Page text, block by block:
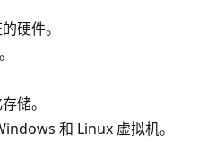
硬件。
储。
和 Linux 虚拟机。